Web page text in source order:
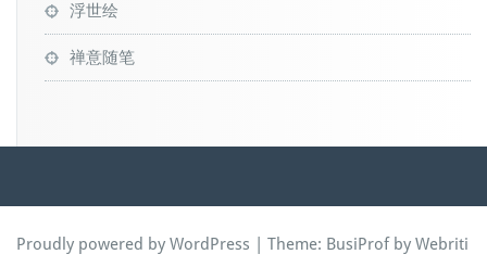
浮世绘
禅意随笔
Proudly powered by WordPress | Theme: BusiProfby Webriti